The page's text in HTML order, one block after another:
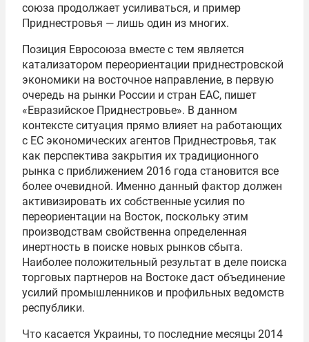
союза продолжает усиливаться, и пример
Приднестровья — лишь один из многих.
Позиция Евросоюза вместе с тем является
катализатором переориентации приднестровской
экономики на восточное направление, в первую
очередь на рынки России и стран ЕАС, пишет
«Евразийское Приднестровье». В данном
контексте ситуация прямо влияет на работающих
с ЕС экономических агентов Приднестровья, так
как перспектива закрытия их традиционного
рынка с приближением 2016 года становится все
более очевидной. Именно данный фактор должен
активизировать их собственные усилия по
переориентации на Восток, поскольку этим
производствам свойственна определенная
инертность в поиске новых рынков сбыта.
Наиболее положительный результат в деле поиска
торговых партнеров на Востоке даст объединение
усилий промышленников и профильных ведомств
республики.
Что касается Украины, то последние месяцы 2014